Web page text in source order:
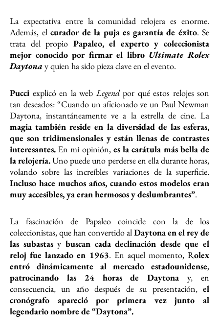
La expectativa entre la comunidad relojera es enorme.
Además, el curador de la puja es garantía de éxito. Se
trata del propio Papaleo, el experto y coleccionista
mejor conocido por firmar el libro Ultimate Rolex
Daytona y quien ha sido pieza clave en el evento.
Pucci explicó en la webLegendpor qué estos relojes son
tan deseados: “Cuando un aficionado ve un Paul Newman
Daytona, instantáneamente ve a la estrella de cine. La
magia también reside en la diversidad de las esferas,
que son tridimensionales y están llenas de contrastes
interesantes. En mi opinión, es la carátula más bella de
la relojería.Uno puede uno perderse en ella durante horas,
volando sobre las increíbles variaciones de la superficie.
Incluso hace muchos años, cuando estos modelos eran
muy accesibles, ya eran hermosos y deslumbrantes”.
La fascinación de Papaleo coincide con la de los
coleccionistas, que han convertido alDaytona en el rey de
las subastasy buscan cada declinación desde que el
reloj fue lanzado en 1963. En aquel momento, Rolex
entró dinámicamente al mercado estadounidense,
patrocinando las 24 horas de Daytona y, en
consecuencia, un año después de su presentación, el
cronógrafo apareció por primera vez junto al
legendario nombre de “Daytona”.